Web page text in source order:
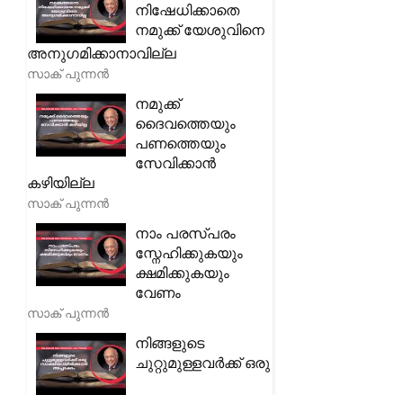
നിഷേധിക്കാതെ
നമുക്ക് യേശുവിനെ
അനുഗമിക്കാനാവില്ല
സാക് പുന്നൻ
നമുക്ക്
ദൈവത്തെയും
പണത്തെയും
സേവിക്കാൻ
കഴിയില്ല
സാക് പുന്നൻ
നാം പരസ്പരം
സ്നേഹിക്കുകയും
ക്ഷമിക്കുകയും
വേണം
സാക് പുന്നൻ
നിങ്ങളുടെ
ചുറ്റുമുള്ളവർക്ക് ഒരു